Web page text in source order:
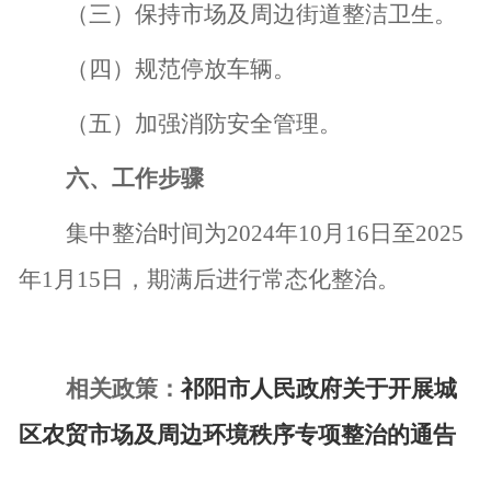
（三） 保持市场及 周边街道整洁卫生。
（四）规范停放车辆。
（五）加强消防安全管理。
六、工作步骤
集中整治时间为2024年10月 16 日 至2025
年1 月 15 日 ，期满后进行常态化整治。
相关政策：祁阳市人民政府关于开展城
区农贸市场及周边环境秩序专项整治的通告